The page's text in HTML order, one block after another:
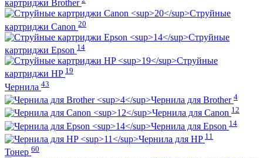
картриджи Brother
Струйные
картриджи Canon 20
Струйные
картриджи Epson 14
Струйные
картриджи HP 19
Чернила 43
Чернила для Brother 4
Чернила для Canon 12
Чернила для Epson 14
Чернила для HP 11
Тонер 60